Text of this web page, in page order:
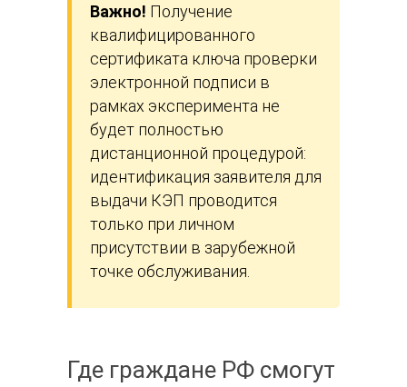
Важно! Получение
квалифицированного
сертификата ключа проверки
электронной подписи в
рамках эксперимента не
будет полностью
дистанционной процедурой:
идентификация заявителя для
выдачи КЭП проводится
только при личном
присутствии в зарубежной
точке обслуживания.
Где граждане РФ смогут